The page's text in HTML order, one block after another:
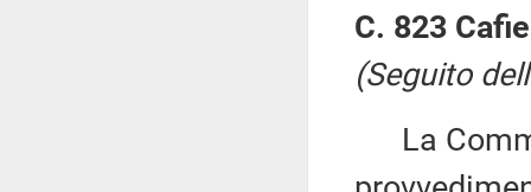
C. 823
(Seguito
La